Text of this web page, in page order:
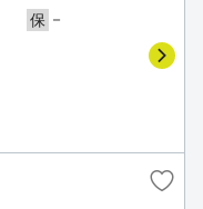
保 －